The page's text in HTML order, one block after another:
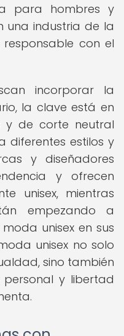
para hombres y
una industria de la
con el
incorporar la
la clave está en
y de corte neutral
estilos y
y diseñadores
y ofrecen
unisex, mientras
empezando a
unisex en sus
unisex no solo
sino también
y libertad